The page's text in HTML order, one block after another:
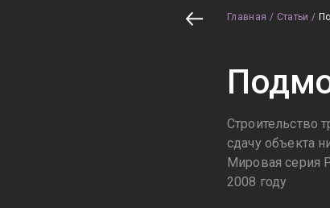
Главная / Статьи /
Строительство
сдачу объекта
Мировая серия
2008 году